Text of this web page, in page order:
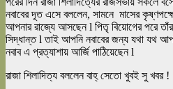
নবাবের দূত এসে বললেন, সামনে মাসের
আপনার রাজ্যে আসছেন l পিতৃ বিয়োগের পরে
সিদ্ধান্ত l তাই আপনি নবাবের জন্য যথা যথ
নবাব এ প্রত্যাশায় আর্জি পাঠিয়েছেন l
রাজা শিলাদিত্য বললেন বাহ্ সেতো খুবই সু খবর !